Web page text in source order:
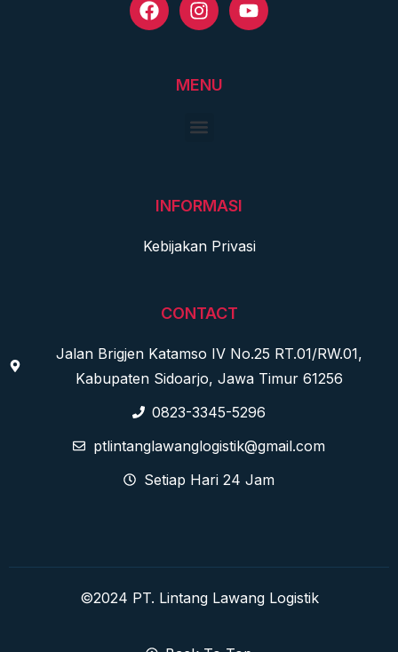
MENU
INFORMASI
Kebijakan Privasi
CONTACT
Jalan Brigjen Katamso IV No.25 RT.01/RW.01,
Kabupaten Sidoarjo, Jawa Timur 61256
0823-3345-5296
ptlintanglawanglogistik@gmail.com
Setiap Hari 24 Jam
©2024 PT. Lintang Lawang Logistik